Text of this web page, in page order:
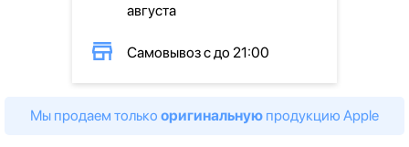
августа
Самовывоз с до 21:00
Мы продаем только оригинальную продукцию Apple